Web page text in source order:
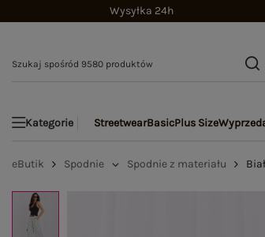
Wysyłka 24h
Kategorie StreetwearBasicPlus Size
eButik Spodnie Spodnie z materiału